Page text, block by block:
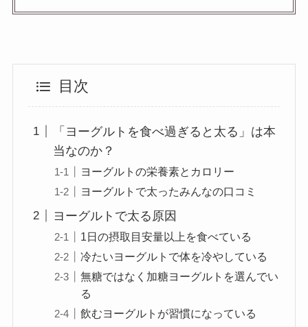
目次
「ヨーグルトを食べ過ぎると太る」は本
当なのか？
ヨーグルトの栄養素とカロリー
ヨーグルトで太ったみんなの口コミ
ヨーグルトで太る原因
1日の摂取目安量以上を食べている
冷たいヨーグルトで体を冷やしている
無糖ではなく加糖ヨーグルトを選んでい
る
飲むヨーグルトが習慣になっている